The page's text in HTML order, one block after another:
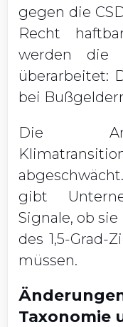
gegen die
Recht
werden die
überarbeitet:
bei
Die
gibt
Signale, ob
des 1,5-Grad-
müssen.
Taxonomie